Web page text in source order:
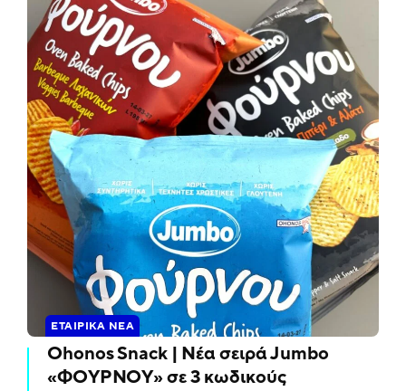
ΕΤΑΙΡΙΚΆ ΝΈΑ
Ohonos Snack | Νέα σειρά Jumbo
«ΦΟΥΡΝΟΥ» σε 3 κωδικούς